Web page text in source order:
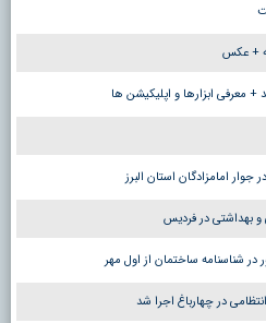
+ عکس
+ معرفی ابزارها و اپلیکیشن ها
و بهداشتی در فردیس
در شناسنامه ساختمان از اول مهر
در چهارباغ اجرا شد